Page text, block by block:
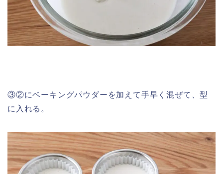
③②にベーキングパウダーを加えて手早く混ぜて、型
に入れる。